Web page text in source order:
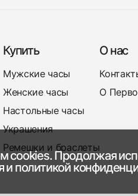
Купить
Мужские часы
Женские часы
Настольные часы
Украшения
Ремешки и браслеты
О нас
О
cookies. Продолжая
и политикой